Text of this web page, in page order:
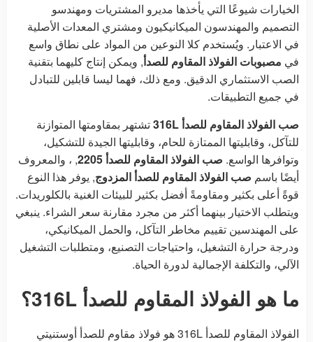
الخيارات شيوعًا التي يأخذها مديرو المشتريات ومهندسو
التصميم والمهندسون الميكانيكيون ومشتري المعدات الأصلية
في الاعتبار. ويُستخدم كلا النوعين من المواد على نطاق واسع
في مصبوبات الفولاذ المقاوم للصدأ, ويمكن إنتاج كليهما بتقنية
الصب الاستثماري الدقيق. ومع ذلك، فهما ليسا قابلين للتبادل
في جميع التطبيقات.
صب الفولاذ المقاوم للصدأ 316L
تشتهر بمقاومتها المتوازنة
للتآكل، وقابليتها الممتازة للحام، وقابليتها الجيدة للتشكيل،
وتوافرها الواسع. صب الفولاذ المقاوم للصدأ 2205
, ، والمعروف
أيضًا باسم صب الفولاذ المقاوم للصدأ المزدوج, يوفر هذا النوع
قوةً أعلى بكثير ومقاومةً أفضل بكثير للبيئات الغنية بالكلوريدات.
ويتطلب الاختيار بينهما أكثر من مجرد مقارنة سعر الشراء. ينبغي
على المهندسين تقييم مخاطر التآكل، والحمل الميكانيكي،
ودرجة حرارة التشغيل، واحتياجات التصنيع، ومتطلبات التشغيل
الآلي، والتكلفة الإجمالية لدورة الحياة.
ما هو الفولاذ المقاوم للصدأ 316L؟
الفولاذ المقاوم للصدأ 316L هو فولاذ مقاوم للصدأ أوستنيتي